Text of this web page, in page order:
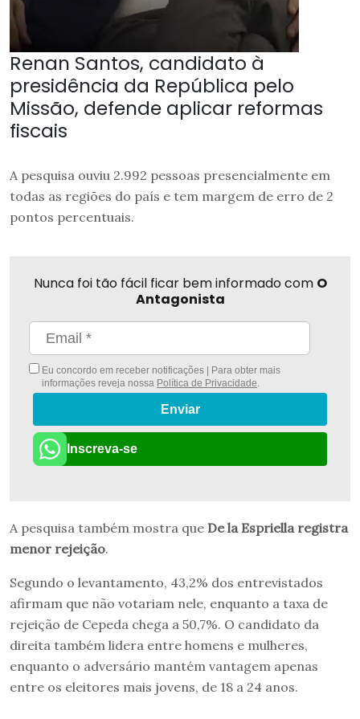
Renan Santos, candidato à
presidência da República pelo
Missão, defende aplicar reformas
fiscais
A pesquisa ouviu 2.992 pessoas presencialmente em
todas as regiões do país e tem margem de erro de 2
pontos percentuais.
Nunca foi tão fácil ficar bem informado com O
Antagonista
Eu concordo em receber notificações | Para obter mais
informações reveja nossa Política de Privacidade.
Enviar
Inscreva-se
A pesquisa também mostra que De la Espriella registra
menor rejeição.
Segundo o levantamento, 43,2% dos entrevistados
afirmam que não votariam nele, enquanto a taxa de
rejeição de Cepeda chega a 50,7%. O candidato da
direita também lidera entre homens e mulheres,
enquanto o adversário mantém vantagem apenas
entre os eleitores mais jovens, de 18 a 24 anos.